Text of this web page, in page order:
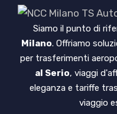
Siamo il punto di
Milano. Offriamo
per trasferimenti
al Serio, viaggi
eleganza e tariffe
viaggio